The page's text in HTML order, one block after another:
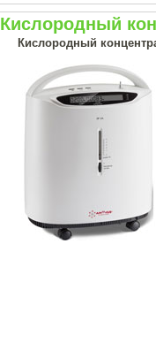
Кислородный
Кислородный